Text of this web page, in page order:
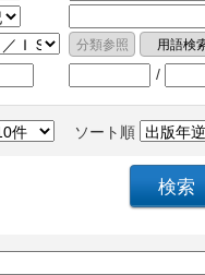
/
ソート順